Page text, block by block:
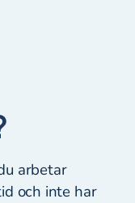
arbetar
och inte har